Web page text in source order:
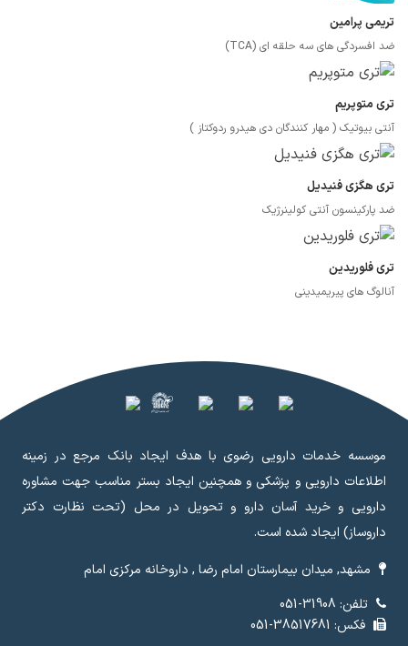
تریمی پرامین
ضد افسردگی های سه حلقه ای (TCA)
تری متوپریم
آنتی بیوتیک ( مهار کنندگان دی هیدرو ردوکتاز )
تری هگزی فنیدیل
ضد پارکینسون آنتی کولینرژیک
تری فلوریدین
آنالوگ های پیریمیدینی
موسسه خدمات دارویی رضوی با هدف ایجاد بانک مرجع در زمینه
اطلاعات دارویی و پزشکی و همچنین ایجاد بستر مناسب جهت مشاوره
دارویی و خرید آسان دارو و تحویل در محل (تحت نظارت دکتر
داروساز) ایجاد شده است.
مشهد, میدان بیمارستان امام رضا , داروخانه مرکزی امام
تلفن: 31908-051
فکس: 38517681-051